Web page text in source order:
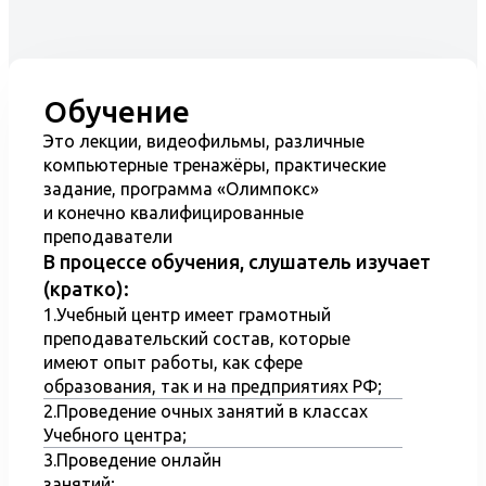
основные параметры, применяемые
при проведении работ;
Оборудование применяемые при
проведении работ;
Технологический процесс
диагностирования всех систем
транспортных средств, в том числе
определяющие БД;
Точечное диагностирование систем
автомобиля;
Процесс диагностики трансмиссии
и шасси транспортного средства;
Метрологическое обеспечение при
Обучение
Это лекции, видеофильмы, различные
компьютерные тренажёры, практические
задание, программа «Олимпокс»
и конечно квалифицированные
преподаватели
В процессе обучения, слушатель изучает
(кратко):
1.Учебный центр имеет грамотный
преподавательский состав, которые
имеют опыт работы, как сфере
образования, так и на предприятиях РФ;
2.Проведение очных занятий в классах
Учебного центра;
3.Проведение онлайн